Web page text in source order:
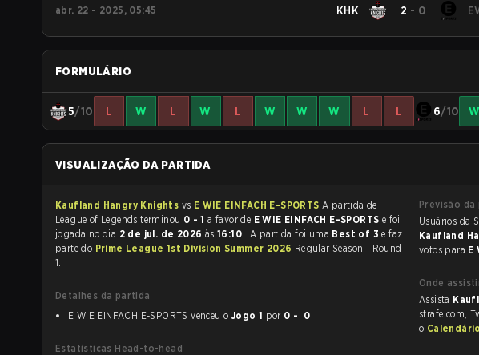
abr. 22 - 2025, 05:45 KHK 2 - 0
FORMULÁRIO
5/10 L W L W L W W W L L 6/10 W
VISUALIZAÇÃO DA PARTIDA
Kaufland Hangry Knights vs E WIE EINFACH E-SPORTS A partida de
League of Legends terminou 0 - 1 a favor de E WIE EINFACH E-SPORTS e foi
jogada no dia 2 de jul. de 2026 às 16:10 . A partida foi uma Best of 3e faz
parte do Prime League 1st Division Summer 2026 Regular Season - Round
1.
Detalhes da partida
E WIE EINFACH E-SPORTS venceu o Jogo 1 por 0 - 0
Estatísticas Head-to-head
Previsão da
Kaufland
votos para E
Onde
Assista
strafe.com,
o